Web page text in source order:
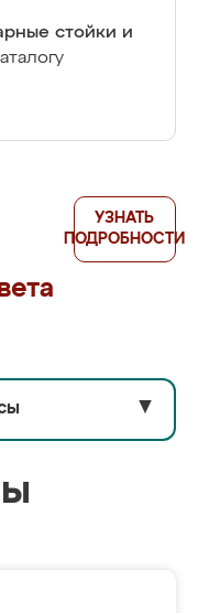
стойки и
УЗНАТЬ
ПОДРОБНОСТИ
▼